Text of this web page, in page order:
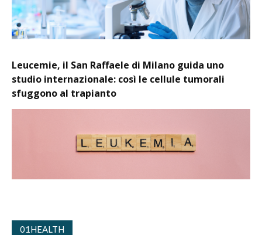
Leucemie, il San Raffaele di Milano guida uno
studio internazionale: così le cellule tumorali
sfuggono al trapianto
01HEALTH